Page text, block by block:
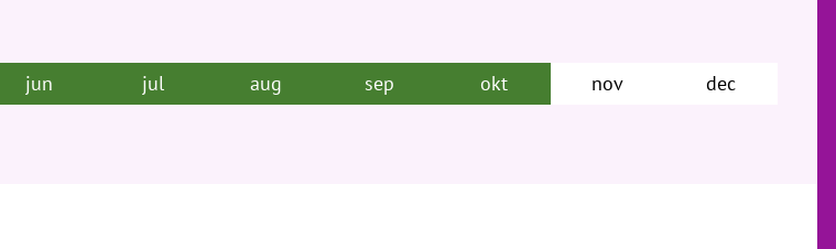
jun jul aug sep okt nov dec